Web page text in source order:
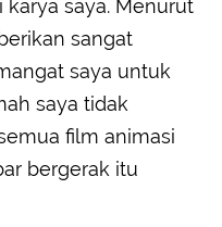
saya. Menurut
sangat
saya untuk
saya tidak
film animasi
bergerak itu